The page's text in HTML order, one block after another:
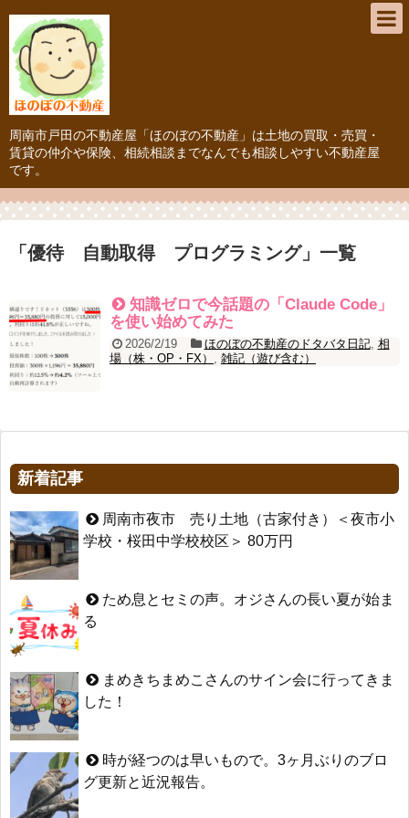
周南市戸田の不動産屋「ほのぼの不動産」は土地の買取・売買・
賃貸の仲介や保険、相続相談までなんでも相談しやすい不動産屋
です。
「 優待 自動取得 プログラミング」 一覧
知識ゼロで今話題の「Claude Code」
を使い始めてみた
2026/2/19 ほのぼの不動産のドタバタ日記, 相
場（株・OP・FX）
雑記（遊び含む）
新着記事
周南市夜市 売り土地（古家付き）＜夜市小
学校・桜田中学校校区＞ 80万円
ため息とセミの声。オジさんの長い夏が始ま
る
まめきちまめこさんのサイン会に行ってきま
した！
時が経つのは早いもので。3ヶ月ぶりのブロ
グ更新と近況報告。